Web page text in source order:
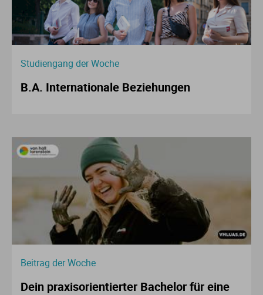
Studiengang der Woche
B.A. Internationale Beziehungen
Beitrag der Woche
Dein praxisorientierter Bachelor für eine